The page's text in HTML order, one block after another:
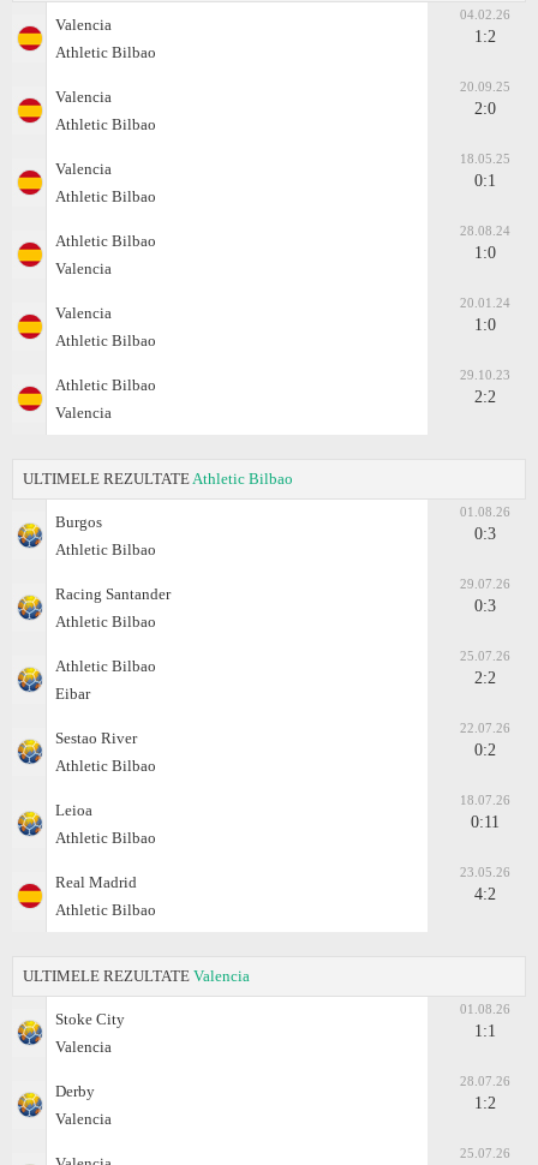
Valencia
Athletic Bilbao
04.02.26
1:2
Valencia
Athletic Bilbao
20.09.25
2:0
Valencia
Athletic Bilbao
18.05.25
0:1
Athletic Bilbao
Valencia
28.08.24
1:0
Valencia
Athletic Bilbao
20.01.24
1:0
Athletic Bilbao
Valencia
29.10.23
2:2
ULTIMELE REZULTATE Athletic Bilbao
Burgos
Athletic Bilbao
01.08.26
0:3
Racing Santander
Athletic Bilbao
29.07.26
0:3
Athletic Bilbao
Eibar
25.07.26
2:2
Sestao River
Athletic Bilbao
22.07.26
0:2
Leioa
Athletic Bilbao
18.07.26
0:11
Real Madrid
Athletic Bilbao
23.05.26
4:2
ULTIMELE REZULTATE Valencia
Stoke City
Valencia
01.08.26
1:1
Derby
Valencia
28.07.26
1:2
25.07.26